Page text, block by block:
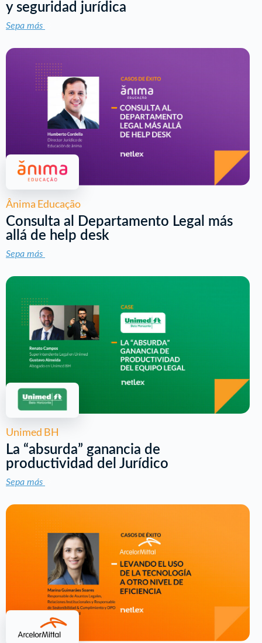
y seguridad jurídica
Sepa más
Ânima Educação
Consulta al Departamento Legal más
allá de help desk
Sepa más
Unimed BH
La “absurda” ganancia de
productividad del Jurídico
Sepa más